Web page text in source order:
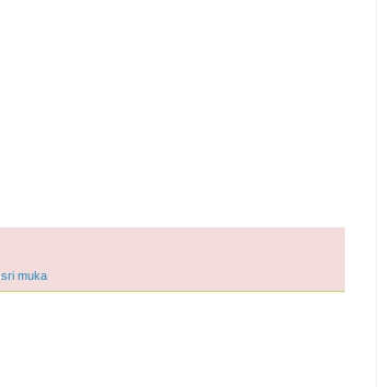
sri muka